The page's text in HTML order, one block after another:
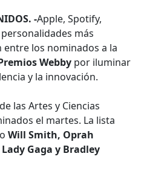
-Apple, Spotify,
más
entre los nominados a la
Webby por iluminar
y la innovación.
las Artes y Ciencias
el martes. La lista
Will Smith, Oprah
Gaga y Bradley